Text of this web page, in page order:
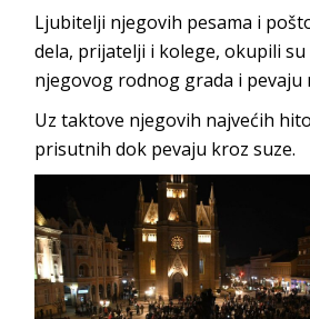
Ljubitelji njegovih pesama i
dela, prijatelji i kolege, okupili
njegovog rodnog grada i pevaju
Uz taktove njegovih najvećih
prisutnih dok pevaju kroz suze.